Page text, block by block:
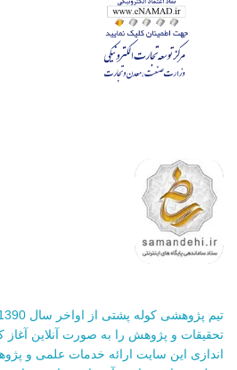
تحقیقات و پژوهش را به صورت آنلاین
اندازی این سایت ارائه خدمات علمی و